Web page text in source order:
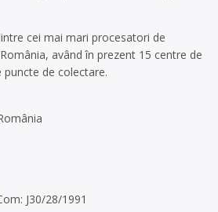
cei mai mari procesatori de
având în prezent 15 centre de
de colectare.
J30/28/1991